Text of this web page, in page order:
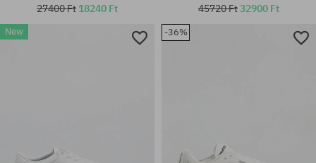
Elérhető méretek:
38; 38.5; 40; 40.5; 41; 42; 42.5;
27400 Ft 18240 Ft 45720 Ft32900 Ft
New -36%